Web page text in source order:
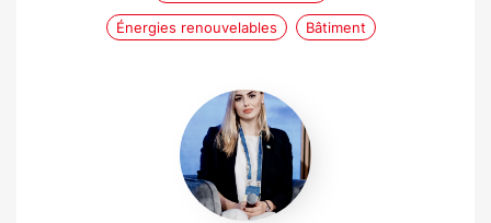
Énergies renouvelables Bâtiment
Maryna
Gorobei